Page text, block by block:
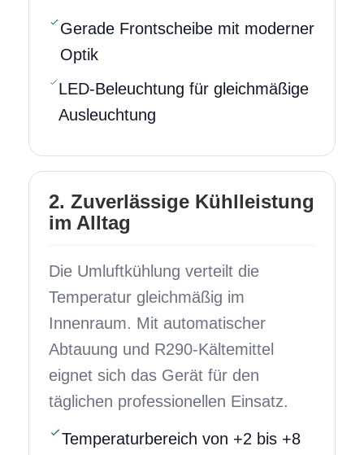
Gerade Frontscheibe mit moderner
Optik
LED-Beleuchtung für gleichmäßige
Ausleuchtung
2. Zuverlässige Kühlleistung
im Alltag
Die Umluftkühlung verteilt die
Temperatur gleichmäßig im
Innenraum. Mit automatischer
Abtauung und R290-Kältemittel
eignet sich das Gerät für den
täglichen professionellen Einsatz.
Temperaturbereich von +2 bis +8